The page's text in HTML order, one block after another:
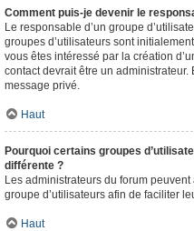
Comment puis-je devenir le
Le responsable d’un groupe
groupes d’utilisateurs sont
vous êtes intéressé par la création
contact devrait être un
message privé.
Haut
Pourquoi certains groupes
différente ?
Les administrateurs du forum
groupe d’utilisateurs afin de faciliter
Haut